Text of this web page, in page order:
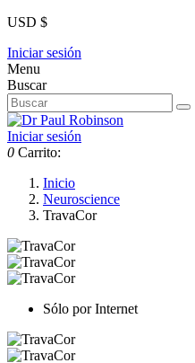
USD $
Iniciar sesión
Menu
Buscar
Iniciar sesión
0 Carrito:
Inicio
Neuroscience
TravaCor
Sólo por Internet